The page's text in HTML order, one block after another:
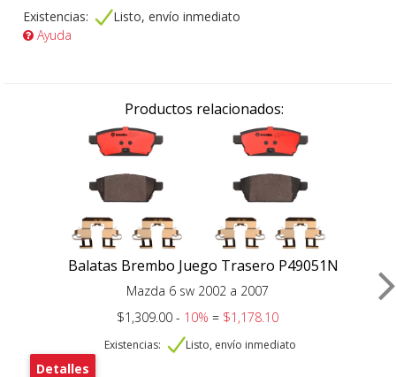
Existencias:
Listo, envío inmediato
Ayuda
Productos relacionados:
Balatas Brembo Juego Trasero P49051N
Mazda 6 sw 2002 a 2007
$1,309.00 - 10%= $1,178.10
Existencias: Listo, envío inmediato
Detalles